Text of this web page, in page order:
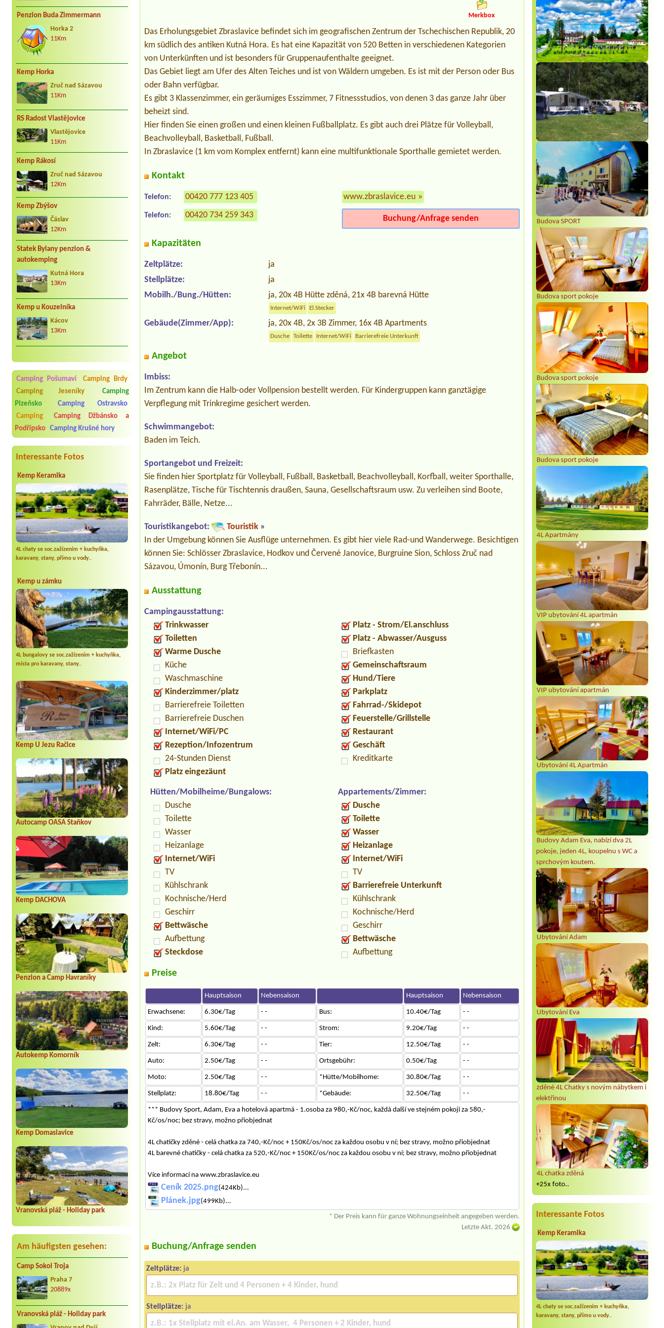
Penzion Buda Zimmermann
Horka 2
11Km
Kemp Horka
Zruč nad Sázavou
11Km
RS Radost Vlastějovice
Vlastějovice
11Km
Kemp Rákosí
Zruč nad Sázavou
12Km
Kemp Zbýšov
Čáslav
12Km
Statek Bylany penzion &
autokemping
Kutná Hora
13Km
Kemp u Kouzelníka
Kácov
13Km
Camping Pošumaví
Camping Brdy
Camping Jeseníky
Camping
Plzeňsko
Camping Ostravsko
Camping
Camping Džbánsko a
Podřípsko Camping Krušné hory
Interessante Fotos
Kemp Keramika
4L chaty se soc.zažízením + kuchyňka,
karavany, stany, přímo u vody..
Kemp u zámku
4L bungalovy se soc.zažízením + kuchyňka,
místa pro karavany, stany..
Kemp U Jezu Račice
Autocamp OASA Staňkov
Kemp DACHOVA
Penzion a Camp Havraníky
Autokemp Komorník
Kemp Domaslavice
Vranovská pláž - Holiday park
Am häufigsten gesehen:
Camp Sokol Troja
Praha 7
20889x
Vranovská pláž - Holiday park
Termin ab 2026-07-30 |Autocamping
a hotel Na Špici
1x2L
Termin ab 2026-08-13 |Kemp Velké
Dářko
Termin ab 2026-07-23 |Penzion a
chatky Brněnka
Termin ab 2026-08-12 |Camp Horní
Lipka
1 place for 4-persons rent, 2 adults, 2
children, car, electricity
Budova SPORT
Budova sport pokoje
Budova sport pokoje
Budova sport pokoje
4L Apartmány
VIP ubytování 4L apartmán
VIP ubytování apartmán
Ubytování 4L Apartmán
Budovy Adam Eva, nabízí dva 2L
pokoje, jeden 4L, koupelnu s WC a
sprchovým koutem.
Ubytování Adam
Ubytování Eva
zděné 4L Chatky s novým nábytkem i
elektřinou
4L chatka zděná
+25x foto..
Interessante Fotos
Kemp Keramika
4L chaty se soc.zažízením + kuchyňka,
karavany, stany, přímo u vody..
Merkbox
Das Erholungsgebiet Zbraslavice befindet sich im geografischen Zentrum der Tschechischen Republik, 20
km südlich des antiken Kutná Hora. Es hat eine Kapazität von 520 Betten in verschiedenen Kategorien
von Unterkünften und ist besonders für Gruppenaufenthalte geeignet.
Das Gebiet liegt am Ufer des Alten Teiches und ist von Wäldern umgeben. Es ist mit der Person oder Bus
oder Bahn verfügbar.
Es gibt 3 Klassenzimmer, ein geräumiges Esszimmer, 7 Fitnessstudios, von denen 3 das ganze Jahr über
beheizt sind.
Hier finden Sie einen großen und einen kleinen Fußballplatz. Es gibt auch drei Plätze für Volleyball,
Beachvolleyball, Basketball, Fußball.
In Zbraslavice (1 km vom Komplex entfernt) kann eine multifunktionale Sporthalle gemietet werden.
Kontakt
Telefon: 00420 777 123 405
Telefon: 00420 734 259 343
www.zbraslavice.eu »
Buchung/Anfrage senden
Kapazitäten
Zeltplätze:
ja
Stellplätze:
ja
Mobilh./Bung./Hütten:
ja, 20x 4B Hütte zděná, 21x 4B barevná Hütte
Internet/WiFi El.Stecker
Gebäude(Zimmer/App): ja, 20x 4B, 2x 3B Zimmer, 16x 4B Apartments
Dusche Toilette Internet/WiFi Barrierefreie Unterkunft
Angebot
Imbiss:
Im Zentrum kann die Halb-oder Vollpension bestellt werden. Für Kindergruppen kann ganztägige
Verpflegung mit Trinkregime gesichert werden.
Schwimmangebot:
Baden im Teich.
Sportangebot und Freizeit:
Sie finden hier Sportplatz für Volleyball, Fußball, Basketball, Beachvolleyball, Korfball, weiter Sporthalle,
Rasenplätze, Tische für Tischtennis draußen, Sauna, Gesellschaftsraum usw. Zu verleihen sind Boote,
Fahrräder, Bälle, Netze...
Touristikangebot: Touristik »
In der Umgebung können Sie Ausflüge unternehmen. Es gibt hier viele Rad-und Wanderwege. Besichtigen
können Sie: Schlösser Zbraslavice, Hodkov und Červené Janovice, Burgruine Sion, Schloss Zruč nad
Sázavou, Úmonín, Burg Třebonín...
Ausstattung
Campingausstattung:
Trinkwasser
Toiletten
Warme Dusche
Küche
Waschmaschine
Kinderzimmer/platz
Barrierefreie Toiletten
Barrierefreie Duschen
Internet/WiFi/PC
Rezeption/Infozentrum
24-Stunden Dienst
Platz eingezäunt
Platz - Strom/El.anschluss
Platz - Abwasser/Ausguss
Briefkasten
Gemeinschaftsraum
Hund/Tiere
Parkplatz
Fahrrad-/Skidepot
Feuerstelle/Grillstelle
Restaurant
Geschäft
Kreditkarte
Hütten/Mobilheime/Bungalows:
Dusche
Toilette
Wasser
Heizanlage
Internet/WiFi
TV
Kühlschrank
Kochnische/Herd
Geschirr
Bettwäsche
Aufbettung
Steckdose
Appartements/Zimmer:
Dusche
Toilette
Wasser
Heizanlage
Internet/WiFi
TV
Barrierefreie Unterkunft
Kühlschrank
Kochnische/Herd
Geschirr
Bettwäsche
Aufbettung
Preise
Hauptsaison Nebensaison Hauptsaison Nebensaison
Erwachsene: 6.30€/Tag - - Bus: 10.40€/Tag - -
Kind: 5.60€/Tag - - Strom: 9.20€/Tag - -
Zelt: 6.30€/Tag - - Tier: 12.50€/Tag - -
Auto: 2.50€/Tag - - Ortsgebühr: 0.50€/Tag - -
Moto: 2.50€/Tag - - *Hütte/Mobilhome: 30.80€/Tag - -
Stellplatz: 18.80€/Tag - - *Gebäude: 32.50€/Tag - -
*** Budovy Sport, Adam, Eva a hotelová apartmá - 1.osoba za 980,-Kč/noc, každá další ve stejném pokoji za 580,-
Kč/os/noc; bez stravy, možno přiobjednat
4L chatičky zděné - celá chatka za 740,-Kč/noc + 150Kč/os/noc za každou osobu v ní; bez stravy, možno přiobjednat
4L barevné chatičky - celá chatka za 520,-Kč/noc + 150Kč/os/noc za každou osobu v ní; bez stravy, možno přiobjednat
Více informací na www.zbraslavice.eu
Ceník 2025.png(424Kb)...
Plánek.jpg(499Kb)...
* Der Preis kann für ganze Wohnungseinheit angegeben werden.
Letzte Akt. 2026
Buchung/Anfrage senden
Zeltplätze: ja
Stellplätze: ja